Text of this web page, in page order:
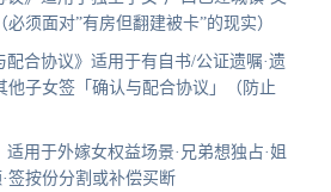
须面对”有房但翻建被卡”的现实）
配合协议》适用于有自书/公证遗嘱·遗
他子女签「确认与配合协议」（防止
用于外嫁女权益场景·兄弟想独占·姐
签按份分割或补偿买断